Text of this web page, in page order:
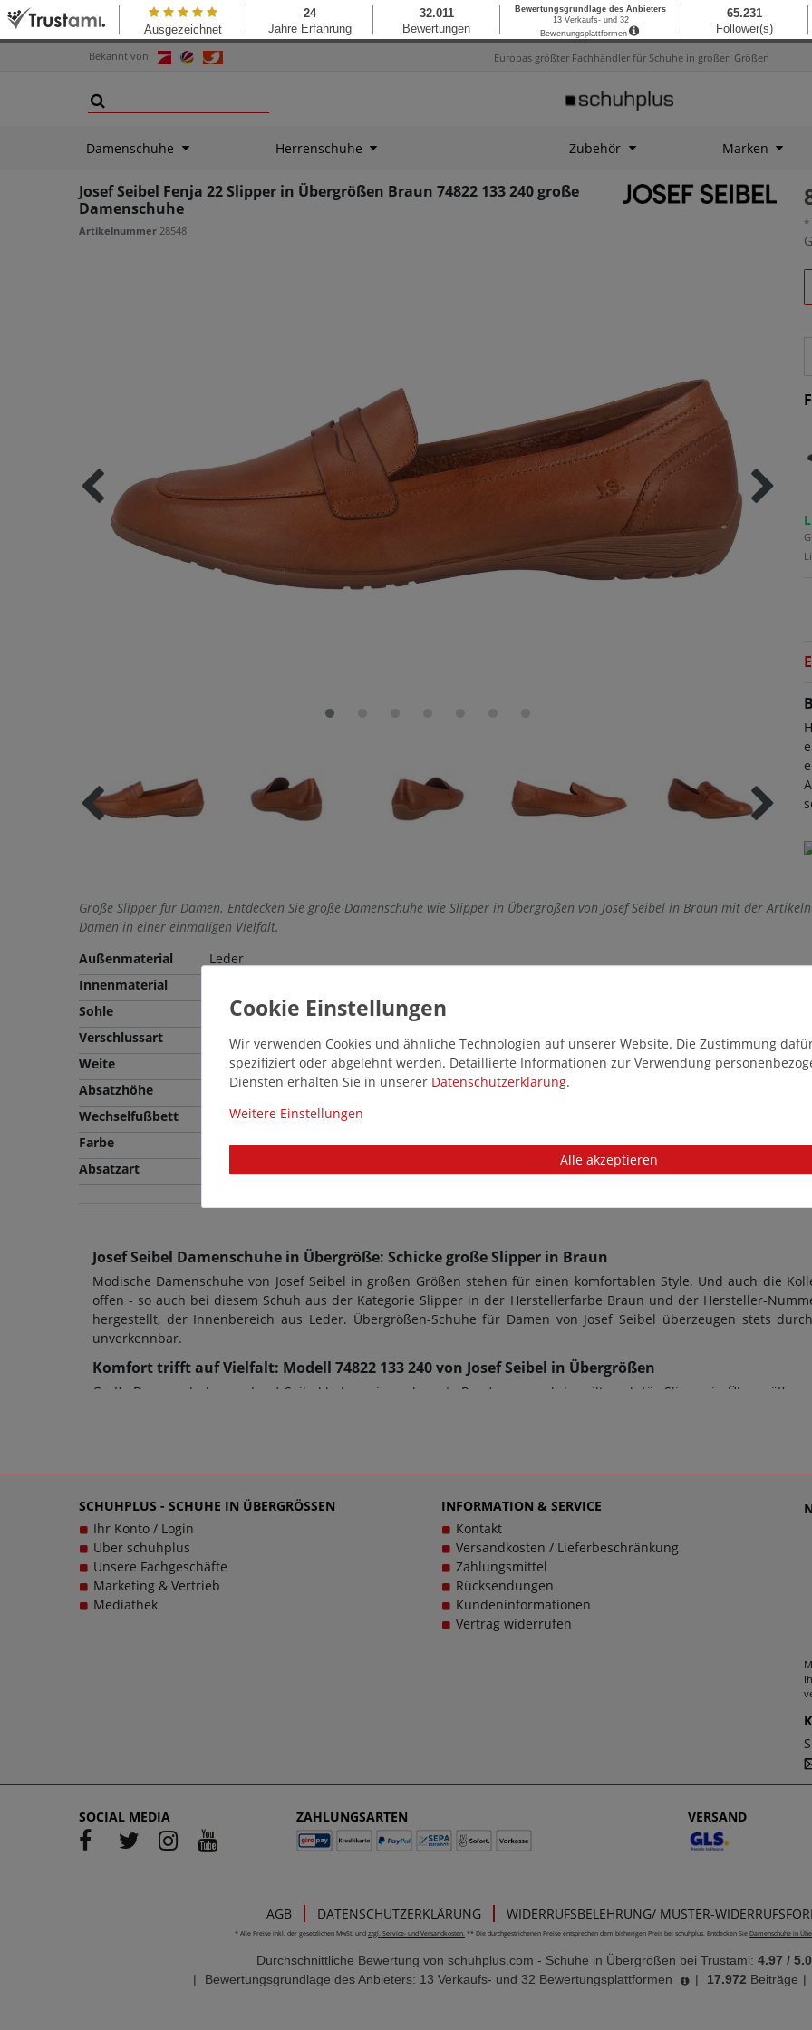
Bekannt von Europas größter Fachhändler für Schuhe in großen Größen
Damenschuhe Herrenschuhe Zubehör Marken
Josef Seibel Fenja 22 Slipper in Übergrößen Braun 74822 133 240 große
Damenschuhe
Artikelnummer 28548
*
Große Slipper für Damen. Entdecken Sie große Damenschuhe wie Slipper in Übergrößen von Josef Seibel in Braun mit der
Damen in einer einmaligen Vielfalt.
Außenmaterial
Leder
Innenmaterial
Sohle
Gummi
Verschlussart
Schlupfschuh
Weite
Bequeme Weite (G)
Absatzhöhe
1,5 cm
Wechselfußbett
Nein
Farbe
Braun
Absatzart
Josef Seibel Damenschuhe in Übergröße: Schicke große Slipper in Braun
Modische Damenschuhe von Josef Seibel in großen Größen stehen für einen komfortablen Style. Und auch die
offen - so auch bei diesem Schuh aus der Kategorie Slipper in der Herstellerfarbe Braun und der Hersteller-
hergestellt, der Innenbereich aus Leder. Übergrößen-Schuhe für Damen von Josef Seibel überzeugen stets
unverkennbar.
Komfort trifft auf Vielfalt: Modell 74822 133 240 von Josef Seibel in Übergrößen
Große Damenschuhe von Josef Seibel haben eine sehr gute Passform - und das gilt auch für Slipper in Übergrößen
schließlich sollen große Schuhe von Josef Seibel für Damen schlichtweg passen und dabei stets zu einem echten
SCHUHPLUS - SCHUHE IN ÜBERGRÖSSEN
Ihr Konto / Login
Über schuhplus
Unsere Fachgeschäfte
Marketing & Vertrieb
Mediathek
INFORMATION & SERVICE
Kontakt
Versandkosten / Lieferbeschränkung
Zahlungsmittel
Rücksendungen
Kundeninformationen
Vertrag widerrufen
SOCIAL MEDIA ZAHLUNGSARTEN VERSAND
AGB DATENSCHUTZERKLÄRUNG WIDERRUFSBELEHRUNG/ MUSTER-
* Alle Preise inkl. der gesetzlichen MwSt. und zzgl. Service- und Versandkosten. ** Die durchgestrichenen Preise entsprechen dem bisherigen Preis bei schuhplus. Entdecken Sie Damenschuhe in
Durchschnittliche Bewertung von schuhplus.com - Schuhe in Übergrößen bei Trustami: 4.97 /
|
Bewertungsgrundlage des Anbieters: 13 Verkaufs- und 32 Bewertungsplattformen | 17.972 Beiträge |
Wir verwenden Cookies und ähnliche Technologien auf unserer Website. Die Zustimmung
spezifiziert oder abgelehnt werden. Detaillierte Informationen zur Verwendung
Diensten erhalten Sie in unserer Daten­schutz­erklärung.
Weitere Einstellungen
Alle akzeptieren